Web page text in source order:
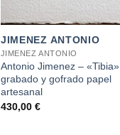
JIMENEZ ANTONIO
JIMENEZ ANTONIO
Antonio Jimenez – «Tibia»
grabado y gofrado papel
artesanal
430,00 €